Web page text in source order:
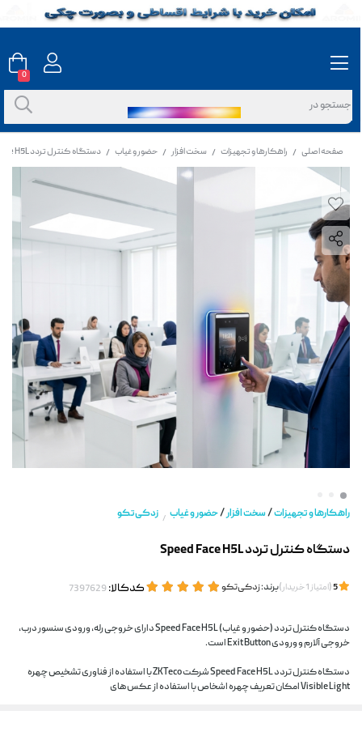
صفحه اصلی / راهکارها و تجهیزات / سخت افزار / حضور و غیاب / دستگاه کنترل تردد Speed Face H5L
راهکارها و تجهیزات/سخت افزار/حضور و غیاب / زد‌کی‌تکو
دستگاه کنترل تردد Speed Face H5L
5
(امتیاز1خریدار)برند:زد‌کی‌تکو کدکالا:
دستگاه کنترل تردد (حضور و غیاب) Speed Face H5L دارای خروجی رله، ورودی سنسور درب،
خروجی آلارم و ورودی Exit Button است.
دستگاه کنترل تردد Speed Face H5L شرکت ZKTeco با استفاده از فناوری تشخیص چهره
Visible Light امکان تعریف چهره اشخاص با استفاده از عکس های
0